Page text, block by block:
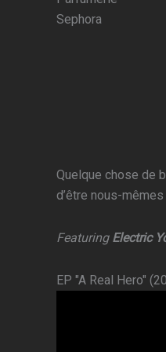
Sephora
Quelque chose de
d’être nous-
Featuring Electric
EP "A Real Hero"